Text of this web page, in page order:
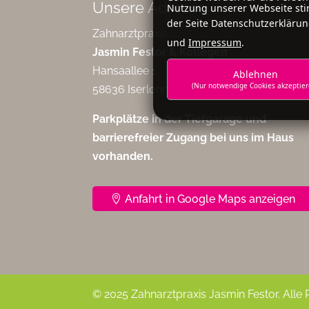
Unsere Adresse
Zahnarztpraxis
Jasmin Festor & Kollegen
Hansaallee 1
58636 Iserlohn
Parkplätze in der Tiefgarage und
barrierefreier Zugang bei uns im Haus
vorhanden.
Anfahrt in Google Maps anzeigen
© 2025 Zahnarztpraxis Jasmin Festor. Alle
Nutzung unserer Webseite
der Seite
und Impressum.
Ablehnen
(Nur notwendige Cookies